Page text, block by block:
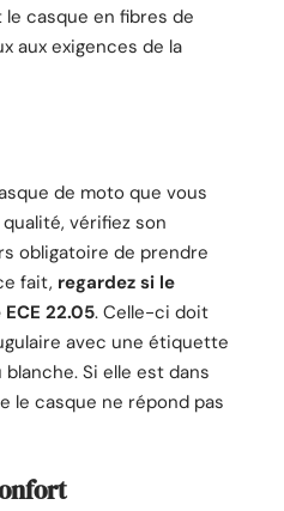
le casque en fibres de
aux exigences de la
de moto que vous
vérifiez son
obligatoire de prendre
fait, regardez si le
22.05. Celle-ci doit
avec une étiquette
Si elle est dans
le casque ne répond pas